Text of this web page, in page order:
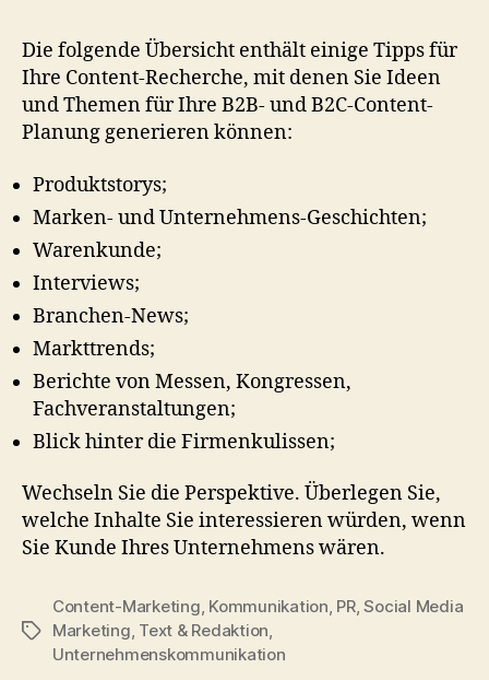
Die folgende Übersicht enthält einige Tipps für
Ihre Content-Recherche, mit denen Sie Ideen
und Themen für Ihre B2B- und B2C-Content-
Planung generieren können:
Produktstorys;
Marken- und Unternehmens-Geschichten;
Warenkunde;
Interviews;
Branchen-News;
Markttrends;
Berichte von Messen, Kongressen,
Fachveranstaltungen;
Blick hinter die Firmenkulissen;
Wechseln Sie die Perspektive. Überlegen Sie,
welche Inhalte Sie interessieren würden, wenn
Sie Kunde Ihres Unternehmens wären.
Schlagwörter
Content-Marketing, Kommunikation, PR,Social Media
Marketing, Text & Redaktion,
Unternehmenskommunikation